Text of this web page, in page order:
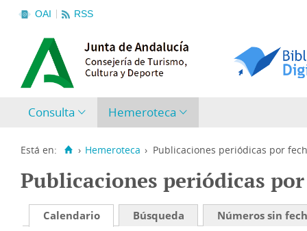
OAI RSS
Consulta Hemeroteca
Está en: › Hemeroteca › Publicaciones periódicas por
Publicaciones periódicas
Calendario Búsqueda
Números sin